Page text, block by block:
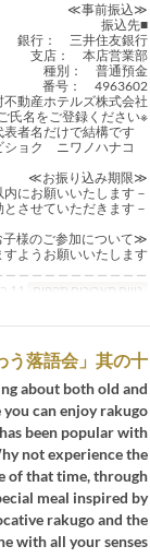
≪事前振込≫
■振込先
銀行： 三井住友銀行
支店： 本店営業部
種別： 普通預金
番号： 4963602
動産ホテルズ株式会社
※振込み依頼人名には、イベント名略「ビショク」と、参加される方のご氏名をご登録ください。
≪お振り込み期限≫
－お振込みは、お申込み後7日以内にお願いいたします。
－期限内にお振込みの確認がとれません場合は、誠に勝手ながら、お申し込みを無効とさせていただきます。
≪小さなお子様のご参加について≫
ようお願いいたします。
＿＿＿＿＿＿＿＿＿＿
טווח תאריכים תקפים
う落語会」其の十
about both old and
can enjoy rakugo
been popular with
not experience the
of that time, through
meal inspired by
rakugo and the
with all your senses.